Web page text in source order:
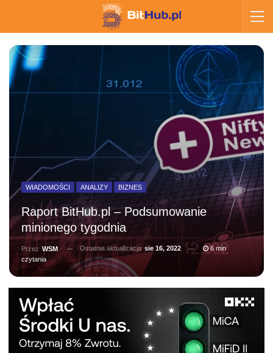
WIADOMOŚCI ANALIZY BIZNES
Raport BitHub.pl – Podsumowanie
minionego tygodnia
Przez WSM Ostatnia aktualizacjasie 16, 2022
6 min
czytania